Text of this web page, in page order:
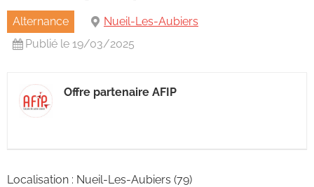
Alternance
Nueil-Les-Aubiers
Publié le 19/03/2025
Offre partenaire AFIP
Localisation : Nueil-Les-Aubiers (79)